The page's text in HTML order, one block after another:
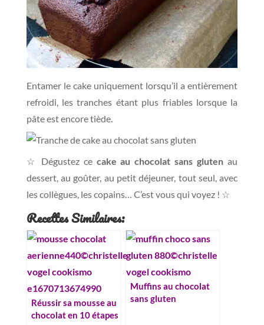
Entamer le cake uniquement lorsqu’il a entièrement
refroidi, les tranches étant plus friables lorsque la
pâte est encore tiède.
☆ Dégustez ce cake au chocolat sans gluten au
dessert, au goûter, au petit déjeuner, tout seul, avec
les collègues, les copains… C’est vous qui voyez ! ☆
Recettes Similaires:
Réussir sa mousse au
chocolat en 10 étapes
Muffins au chocolat
sans gluten